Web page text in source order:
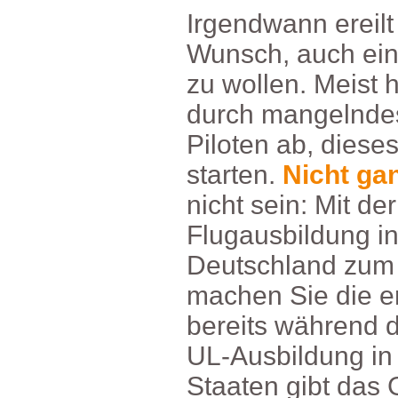
starten.
UL-